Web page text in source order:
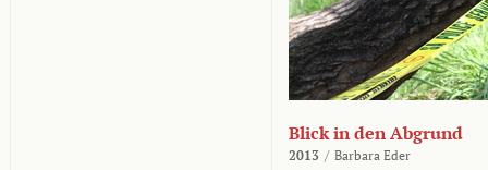
Blick in den Abgrund
2013 / Barbara Eder